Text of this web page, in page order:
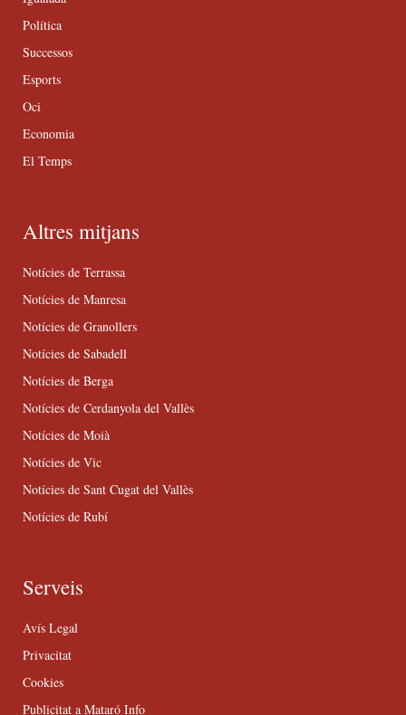
Política
Successos
Esports
Oci
Economia
El Temps
Altres mitjans
Notícies de Terrassa
Notícies de Manresa
Notícies de Granollers
Notícies de Sabadell
Notícies de Berga
Notícies de Cerdanyola del Vallès
Notícies de Moià
Notícies de Vic
Notícies de Sant Cugat del Vallès
Notícies de Rubí
Serveis
Avís Legal
Privacitat
Cookies
Publicitat a Mataró Info